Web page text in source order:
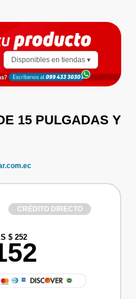
Disponibles en tiendas ▾
15 PULGADAS Y
CRÉDITO DIRECTO
$ 252